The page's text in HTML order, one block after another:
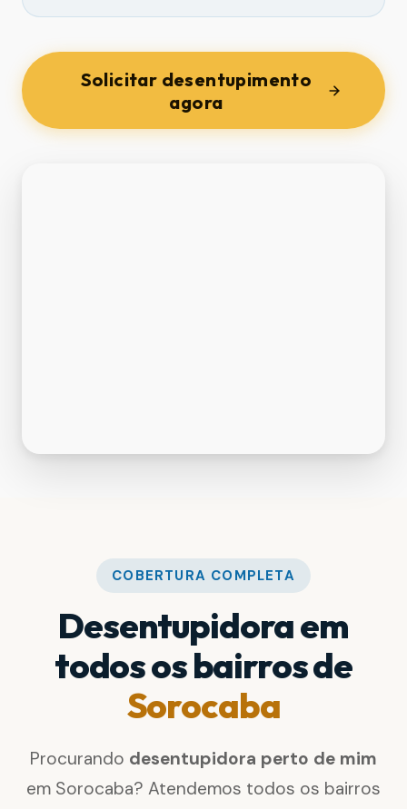
Solicitar desentupimento
agora
COBERTURA COMPLETA
Desentupidora em
todos os bairros de
Sorocaba
Procurando desentupidora perto de mim
em Sorocaba? Atendemos todos os bairros